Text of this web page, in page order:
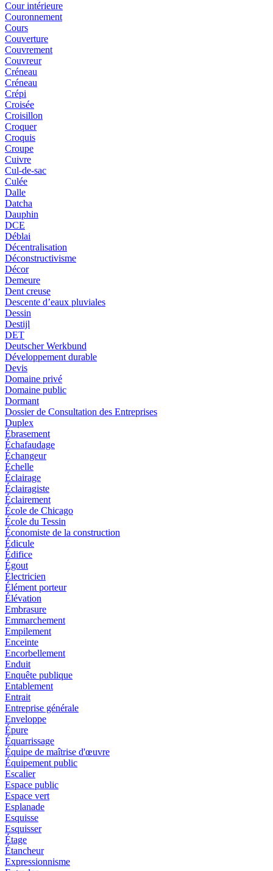
Cour intérieure
Couronnement
Cours
Couverture
Couvrement
Couvreur
Créneau
Créneau
Crépi
Croisée
Croisillon
Croquer
Croquis
Croupe
Cuivre
Cul-de-sac
Culée
Dalle
Datcha
Dauphin
DCE
Déblai
Décentralisation
Déconstructivisme
Décor
Demeure
Dent creuse
Descente d’eaux pluviales
Dessin
Destijl
DET
Deutscher Werkbund
Développement durable
Devis
Domaine privé
Domaine public
Dormant
Dossier de Consultation des Entreprises
Duplex
Ébrasement
Échafaudage
Échangeur
Échelle
Éclairage
Éclairagiste
Éclairement
École de Chicago
École du Tessin
Économiste de la construction
Édicule
Édifice
Égout
Électricien
Élément porteur
Élévation
Embrasure
Emmarchement
Empilement
Enceinte
Encorbellement
Enduit
Enquête publique
Entablement
Entrait
Entreprise générale
Enveloppe
Épure
Équarrissage
Équipe de maîtrise d'œuvre
Équipement public
Escalier
Espace public
Espace vert
Esplanade
Esquisse
Esquisser
Étage
Étancheur
Expressionnisme